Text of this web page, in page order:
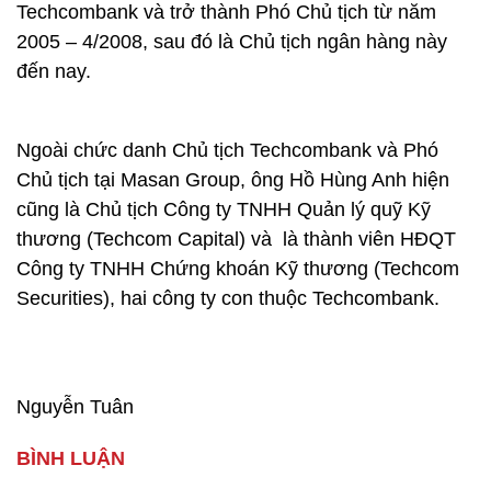
Techcombank và trở thành Phó Chủ tịch từ năm
2005 – 4/2008, sau đó là Chủ tịch ngân hàng này
đến nay.
Ngoài chức danh Chủ tịch Techcombank và Phó
Chủ tịch tại Masan Group, ông Hồ Hùng Anh hiện
cũng là Chủ tịch Công ty TNHH Quản lý quỹ Kỹ
thương (Techcom Capital) và là thành viên HĐQT
Công ty TNHH Chứng khoán Kỹ thương (Techcom
Securities), hai công ty con thuộc Techcombank.
Nguyễn Tuân